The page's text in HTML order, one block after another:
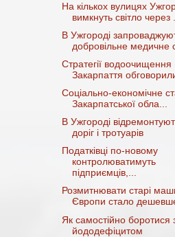
На кількох вулицях
вимкнуть світло через
В Ужгороді
добровільне медичне
Стратегії водоочищення
Закарпаття
Соціально-економічне
Закарпатської обла...
В Ужгороді
доріг і тротуарів
Податківці по-новому
контролюватимуть
підприємців,...
Розмитнювати старі
Європи стало
Як самостійно боротися
йододефіцитом